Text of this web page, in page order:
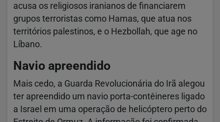
acusa os religiosos iranianos de financiarem
grupos terroristas como Hamas, que atua nos
territórios palestinos, e o Hezbollah, que age no
Líbano.
Navio apreendido
Mais cedo, a Guarda Revolucionária do Irã alegou
ter apreendido um navio porta-contêineres ligado
a Israel em uma operação de helicóptero perto do